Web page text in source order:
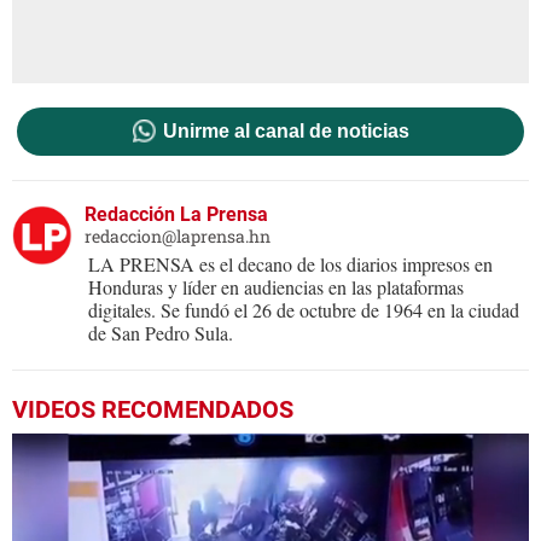
Unirme al canal de noticias
Redacción La Prensa
redaccion@laprensa.hn
LA PRENSA es el decano de los diarios impresos en
Honduras y líder en audiencias en las plataformas
digitales. Se fundó el 26 de octubre de 1964 en la ciudad
de San Pedro Sula.
VIDEOS RECOMENDADOS